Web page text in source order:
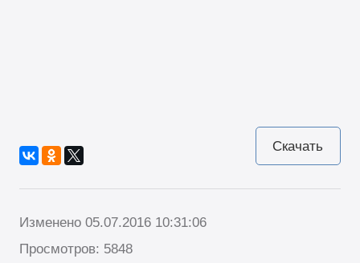
Скачать
Изменено 05.07.2016 10:31:06
Просмотров: 5848